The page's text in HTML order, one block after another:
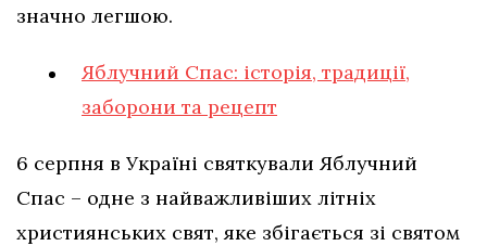
значно легшою.
Яблучний Спас: історія, традиції,
заборони та рецепт
6 серпня в Україні святкували Яблучний
Спас – одне з найважливіших літніх
християнських свят, яке збігається зі святом